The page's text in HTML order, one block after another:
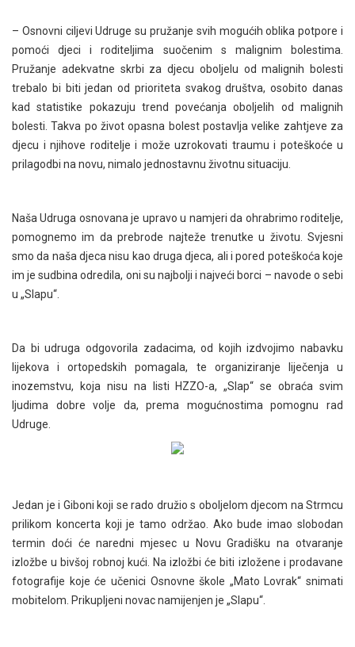
– Osnovni ciljevi Udruge su pružanje svih mogućih oblika potpore i
pomoći djeci i roditeljima suočenim s malignim bolestima.
Pružanje adekvatne skrbi za djecu oboljelu od malignih bolesti
trebalo bi biti jedan od prioriteta svakog društva, osobito danas
kad statistike pokazuju trend povećanja oboljelih od malignih
bolesti. Takva po život opasna bolest postavlja velike zahtjeve za
djecu i njihove roditelje i može uzrokovati traumu i poteškoće u
prilagodbi na novu, nimalo jednostavnu životnu situaciju.
Naša Udruga osnovana je upravo u namjeri da ohrabrimo roditelje,
pomognemo im da prebrode najteže trenutke u životu. Svjesni
smo da naša djeca nisu kao druga djeca, ali i pored poteškoća koje
im je sudbina odredila, oni su najbolji i najveći borci – navode o sebi
u „Slapu“.
Da bi udruga odgovorila zadacima, od kojih izdvojimo nabavku
lijekova i ortopedskih pomagala, te organiziranje liječenja u
inozemstvu, koja nisu na listi HZZO-a, „Slap“ se obraća svim
ljudima dobre volje da, prema mogućnostima pomognu rad
Udruge.
Jedan je i Giboni koji se rado družio s oboljelom djecom na Strmcu
prilikom koncerta koji je tamo održao. Ako bude imao slobodan
termin doći će naredni mjesec u Novu Gradišku na otvaranje
izložbe u bivšoj robnoj kući. Na izložbi će biti izložene i prodavane
fotografije koje će učenici Osnovne škole „Mato Lovrak“ snimati
mobitelom. Prikupljeni novac namijenjen je „Slapu“.